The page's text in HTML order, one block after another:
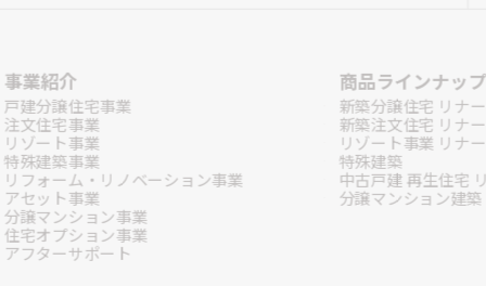
事業紹介
戸建分譲住宅事業
注文住宅事業
リゾート事業
特殊建築事業
リフォーム・リノベーション事業
アセット事業
分譲マンション事業
住宅オプション事業
アフターサポート
商品ラインナップ
新築分譲住宅 リナ
新築注文住宅 リナ
リゾート事業 リナ
特殊建築
中古戸建 再生住宅
分譲マンション建